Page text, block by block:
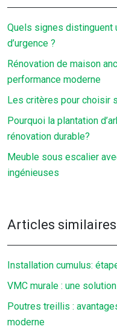
Quels signes distinguent
d’urgence ?
Rénovation de maison
performance moderne
Les critères pour choisir
Pourquoi la plantation
rénovation durable?
Meuble sous escalier
ingénieuses
Articles similaires
Installation cumulus:
VMC murale : une
Poutres treillis :
moderne